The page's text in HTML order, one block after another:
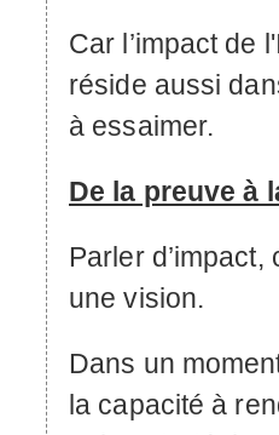
Car l’impact de l'
réside aussi
à essaimer.
De la preuve à
Parler d’impact,
une vision.
Dans un
la capacité à